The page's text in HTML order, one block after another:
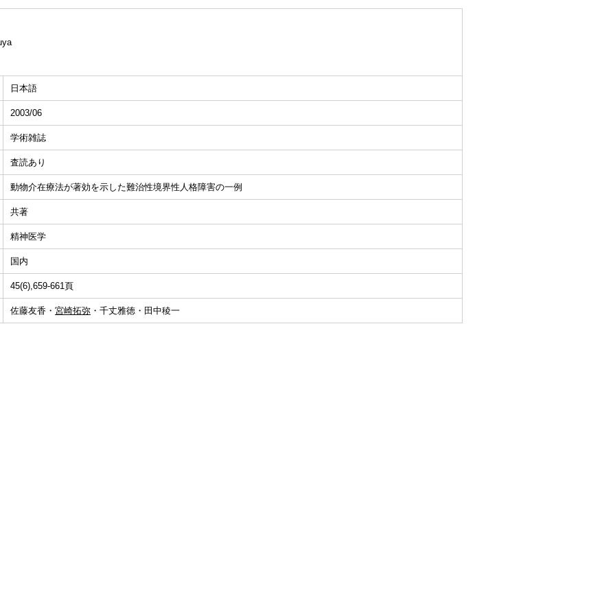
日本語
2003/06
学術雑誌
査読あり
動物介在療法が著効を示した難治性境界性人格障害の一例
共著
精神医学
国内
45(6),659-661頁
佐藤友香・ 宮崎拓弥 ・千丈雅徳・田中稜一